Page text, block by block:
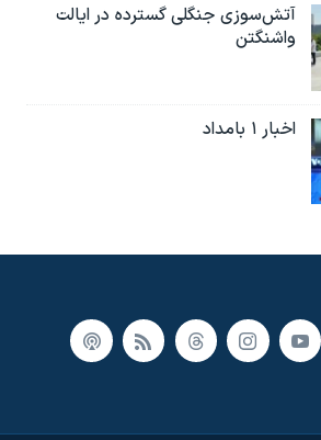
آتش‌سوزی جنگلی گسترده در ایالت
واشنگتن
اخبار ۱ بامداد